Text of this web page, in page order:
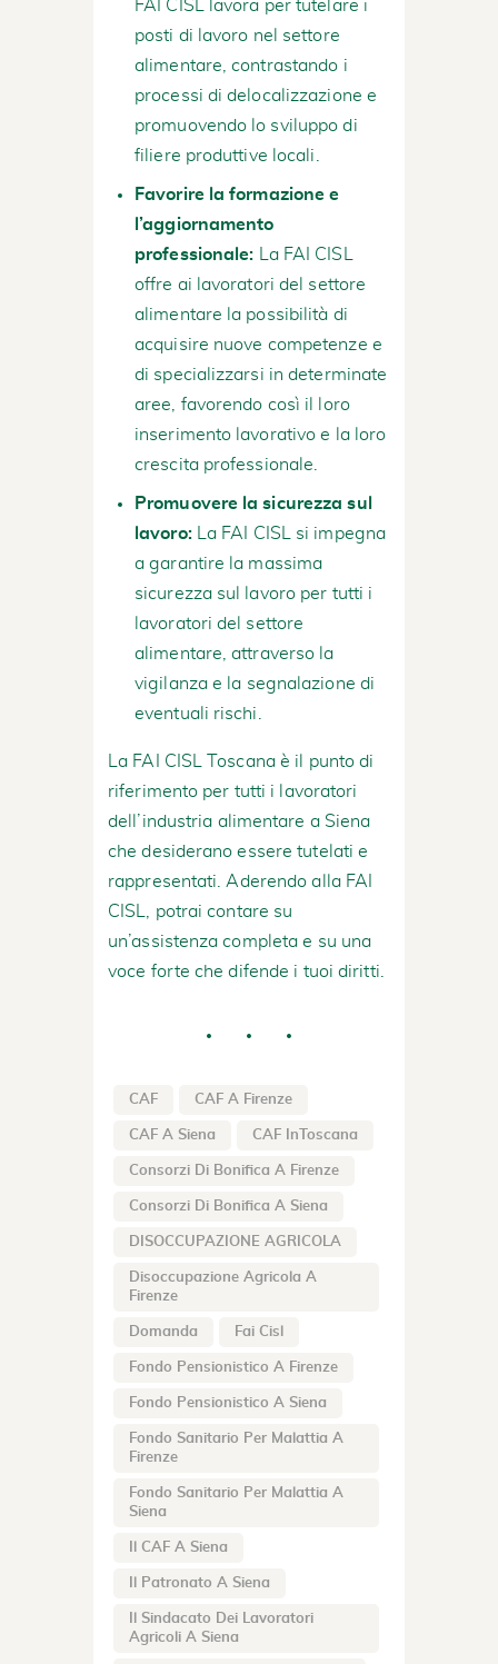
FAI CISL lavora per tutelare i
posti di lavoro nel settore
alimentare, contrastando i
processi di delocalizzazione e
promuovendo lo sviluppo di
filiere produttive locali.
Favorire la formazione e
l’aggiornamento
professionale: La FAI CISL
offre ai lavoratori del settore
alimentare la possibilità di
acquisire nuove competenze e
di specializzarsi in determinate
aree, favorendo così il loro
inserimento lavorativo e la loro
crescita professionale.
Promuovere la sicurezza sul
lavoro:La FAI CISL si impegna
a garantire la massima
sicurezza sul lavoro per tutti i
lavoratori del settore
alimentare, attraverso la
vigilanza e la segnalazione di
eventuali rischi.
La FAI CISL Toscana è il punto di
riferimento per tutti i lavoratori
dell’industria alimentare a Siena
che desiderano essere tutelati e
rappresentati. Aderendo alla FAI
CISL, potrai contare su
un’assistenza completa e su una
voce forte che difende i tuoi diritti.
CAF CAF A Firenze
CAF A Siena CAF InToscana
Consorzi Di Bonifica A Firenze
Consorzi Di Bonifica A Siena
DISOCCUPAZIONE AGRICOLA
Disoccupazione Agricola A
Firenze
Domanda Fai Cisl
Fondo Pensionistico A Firenze
Fondo Pensionistico A Siena
Fondo Sanitario Per Malattia A
Firenze
Fondo Sanitario Per Malattia A
Siena
Il CAF A Siena
Il Patronato A Siena
Il Sindacato Dei Lavoratori
Agricoli A Siena